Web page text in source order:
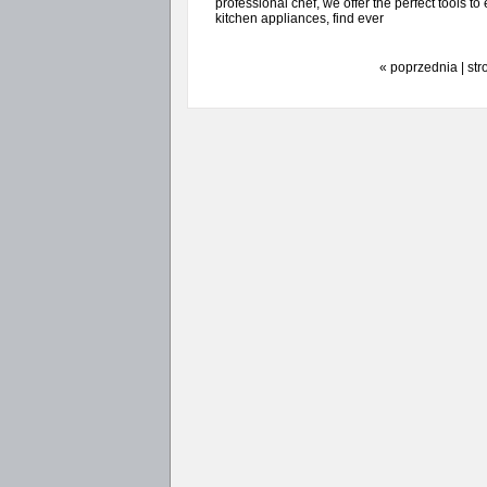
professional chef, we offer the perfect tools
kitchen appliances, find ever
« poprzednia |